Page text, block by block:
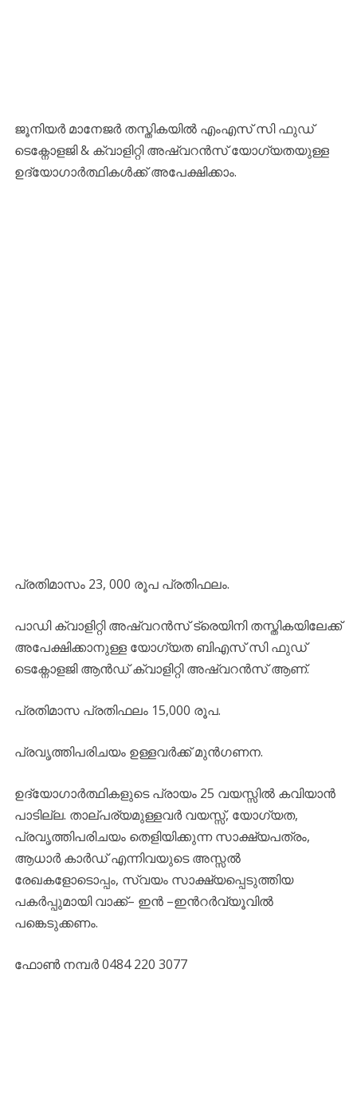
ജൂനിയർ മാനേജർ തസ്തികയിൽ എംഎസ് സി ഫുഡ്
ടെക്നോളജി & ക്വാളിറ്റി അഷ്വറൻസ് യോഗ്യതയുള്ള
ഉദ്യോഗാർത്ഥികൾക്ക് അപേക്ഷിക്കാം.
പ്രതിമാസം 23, 000 രൂപ പ്രതിഫലം.
പാഡി ക്വാളിറ്റി അഷ്വറൻസ് ട്രെയിനി തസ്തികയിലേക്ക്
അപേക്ഷിക്കാനുള്ള യോഗ്യത ബിഎസ് സി ഫുഡ്
ടെക്നോളജി ആൻഡ് ക്വാളിറ്റി അഷ്വറൻസ് ആണ്.
പ്രതിമാസ പ്രതിഫലം 15,000 രൂപ.
പ്രവൃത്തിപരിചയം ഉള്ളവർക്ക് മുൻഗണന.
ഉദ്യോഗാർത്ഥികളുടെ പ്രായം 25 വയസ്സിൽ കവിയാൻ
പാടില്ല. താല്പര്യമുള്ളവർ വയസ്സ്, യോഗ്യത,
പ്രവൃത്തിപരിചയം തെളിയിക്കുന്ന സാക്ഷ്യപത്രം,
ആധാർ കാർഡ് എന്നിവയുടെ അസ്സൽ
രേഖകളോടൊപ്പം, സ്വയം സാക്ഷ്യപ്പെടുത്തിയ
പകർപ്പുമായി വാക്ക്– ഇൻ –ഇൻറർവ്യൂവിൽ
പങ്കെടുക്കണം.
ഫോൺ നമ്പർ 0484 220 3077